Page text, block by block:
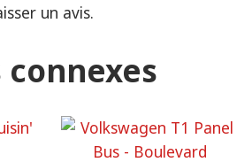
un avis.